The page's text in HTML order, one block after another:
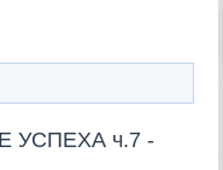
ч.7 -